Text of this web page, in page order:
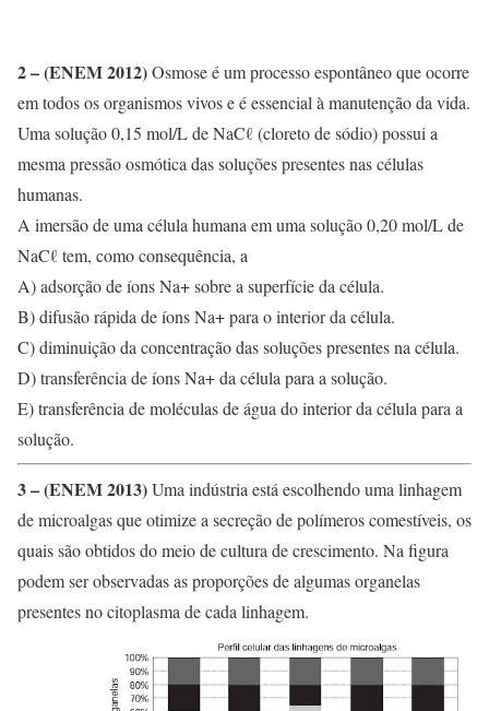
2 – (ENEM 2012)Osmose é um processo espontâneo que ocorre
em todos os organismos vivos e é essencial à manutenção da vida.
Uma solução 0,15 mol/L de NaCℓ (cloreto de sódio) possui a
mesma pressão osmótica das soluções presentes nas células
humanas.
A imersão de uma célula humana em uma solução 0,20 mol/L de
NaCℓ tem, como consequência, a
A) adsorção de íons Na+ sobre a superfície da célula.
B) difusão rápida de íons Na+ para o interior da célula.
C) diminuição da concentração das soluções presentes na célula.
D) transferência de íons Na+ da célula para a solução.
E) transferência de moléculas de água do interior da célula para a
solução.
3 – (ENEM 2013)Uma indústria está escolhendo uma linhagem
de microalgas que otimize a secreção de polímeros comestíveis, os
quais são obtidos do meio de cultura de crescimento. Na figura
podem ser observadas as proporções de algumas organelas
presentes no citoplasma de cada linhagem.